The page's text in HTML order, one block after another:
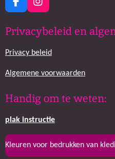
F
a
e
o
k
I
n
t
g
a
Privacybeleid en
Privacy beleid
Algemene voorwaarden
Handig om te weten:
plak instructie
Kleuren voor bedrukken van